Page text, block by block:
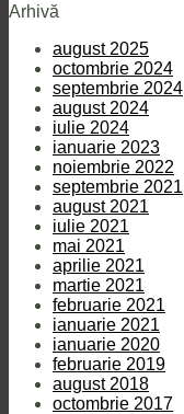
Arhivă
august 2025
octombrie 2024
septembrie 2024
august 2024
iulie 2024
ianuarie 2023
noiembrie 2022
septembrie 2021
august 2021
iulie 2021
mai 2021
aprilie 2021
martie 2021
februarie 2021
ianuarie 2021
ianuarie 2020
februarie 2019
august 2018
octombrie 2017